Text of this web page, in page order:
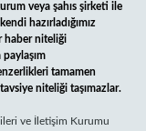
veya şahıs şirketi ile
hazırladığımız
haber niteliği
tamamen
niteliği taşımazlar.
ve İletişim Kurumu